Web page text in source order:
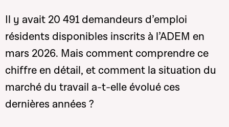
Il y avait 20 491 demandeurs d’emploi
résidents disponibles inscrits à l’ADEM en
mars 2026. Mais comment comprendre ce
chiffre en détail, et comment la situation du
marché du travail a-t-elle évolué ces
dernières années ?